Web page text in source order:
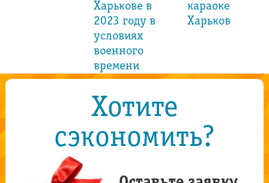
Харькове в
2023 году в
условиях
военного
времени
караоке
Харьков
Хотите
сэкономить?